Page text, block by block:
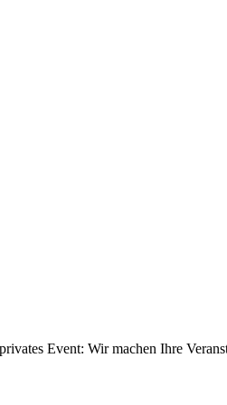
Event: Wir machen Ihre